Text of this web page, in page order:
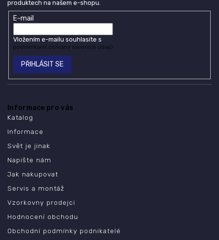
produktech na našem e-shopu.
E-mail
Vložením e-mailu souhlasíte s
podmínkami ochrany osobních údajů
PŘIHLÁSIT SE
Informace pro vás
Katalog
Informace
Svět je jinak
Napište nám
Jak nakupovat
Servis a montáž
Vzorkovny prodejci
Hodnocení obchodu
Obchodní podmínky podnikatelé